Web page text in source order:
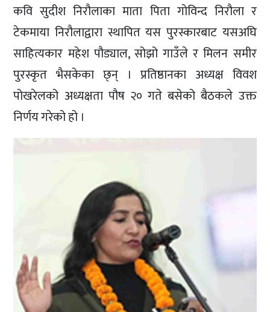
कवि सुदीश निरौलाका माता पिता गोविन्द निरौला र
टेकमाया निरौलाद्वारा स्थापित यस पुरस्कारबाट यसअघि
साहित्यकार महेश पौड्याल, सोझो गाउँले र मिलन समीर
पुरस्कृत भैसकेका छ्न् । प्रतिष्ठानका अध्यक्ष विवश
पोखरेलको अध्यक्षता पौष २० गते बसेको बैठकले उक्त
निर्णय गरेको हो ।